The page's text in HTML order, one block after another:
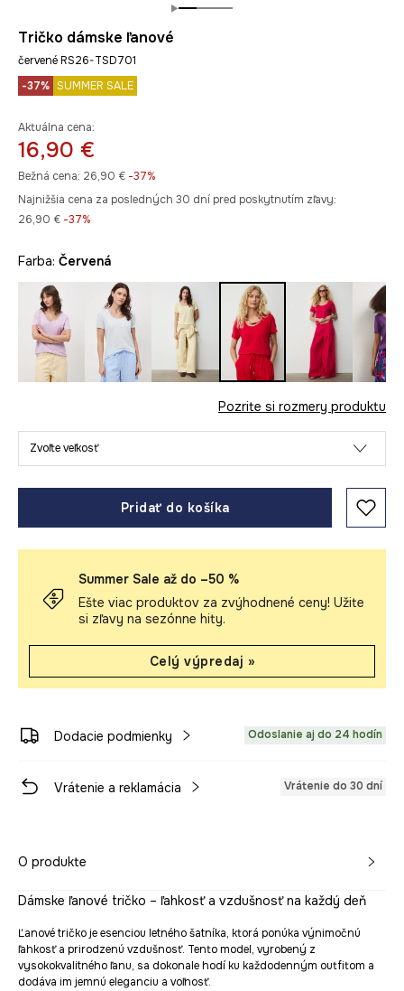
Tričko dámske ľanové
červené RS26-TSD701
-37% SUMMER SALE
Aktuálna cena:
16,90 €
Bežná cena: 26,90 € -37%
Najnižšia cena za posledných 30 dní pred poskytnutím zľavy:
26,90 € -37%
Farba: červená
Pozrite si rozmery produktu
Zvoľte veľkosť
Pridať do košíka
Summer Sale až do –50 %
Ešte viac produktov za zvýhodnené ceny! Užite
si zľavy na sezónne hity.
Celý výpredaj »
Dodacie podmienky Odoslanie aj do 24 hodín
Vrátenie a reklamácia Vrátenie do 30 dní
O produkte
Dámske ľanové tričko – ľahkosť a vzdušnosť na každý deň
Ľanové tričko je esenciou letného šatníka, ktorá ponúka výnimočnú
ľahkosť a prirodzenú vzdušnosť. Tento model, vyrobený z
vysokokvalitného ľanu, sa dokonale hodí ku každodenným outfitom a
dodáva im jemnú eleganciu a voľnosť.